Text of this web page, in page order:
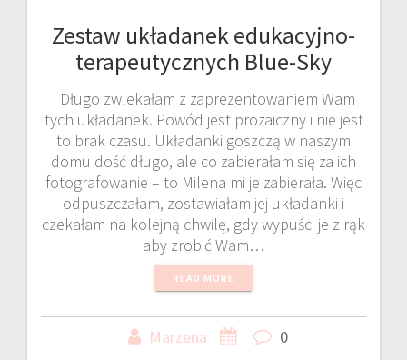
Zestaw układanek edukacyjno-
terapeutycznych Blue-Sky
Długo zwlekałam z zaprezentowaniem Wam
tych układanek. Powód jest prozaiczny i nie jest
to brak czasu. Układanki goszczą w naszym
domu dość długo, ale co zabierałam się za ich
fotografowanie – to Milena mi je zabierała. Więc
odpuszczałam, zostawiałam jej układanki i
czekałam na kolejną chwilę, gdy wypuści je z rąk
aby zrobić Wam…
READ MORE
Marzena 0